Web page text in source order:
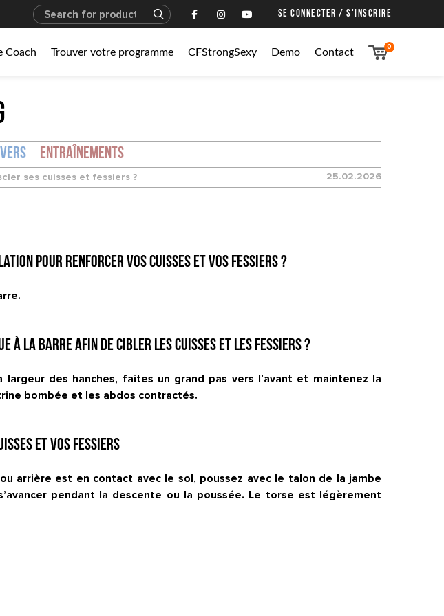
SE CONNECTER / S'INSCRIRE
Coach Trouver votre programme CFStrongSexy Demo Contact
0
Entraînements
ses cuisses et fessiers ? 25.02.2026
pour renforcer vos cuisses et vos fessiers ?
à la barre afin de cibler les cuisses et les fessiers ?
des hanches, faites un grand pas vers l’avant et maintenez la
bombée et les abdos contractés.
et vos fessiers
arrière est en contact avec le sol, poussez avec le talon de la jambe
pendant la descente ou la poussée. Le torse est légèrement